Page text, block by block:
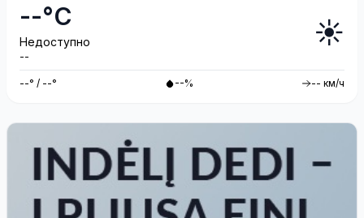
--°C
Недоступно
--
☀️
--° / --° --% -- км/ч